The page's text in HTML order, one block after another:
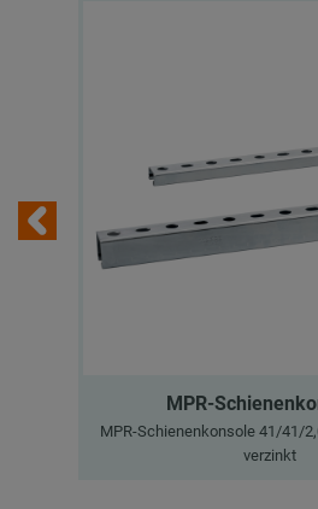
MPR-
MPR-Schienenkonsole 41/41/
verzinkt